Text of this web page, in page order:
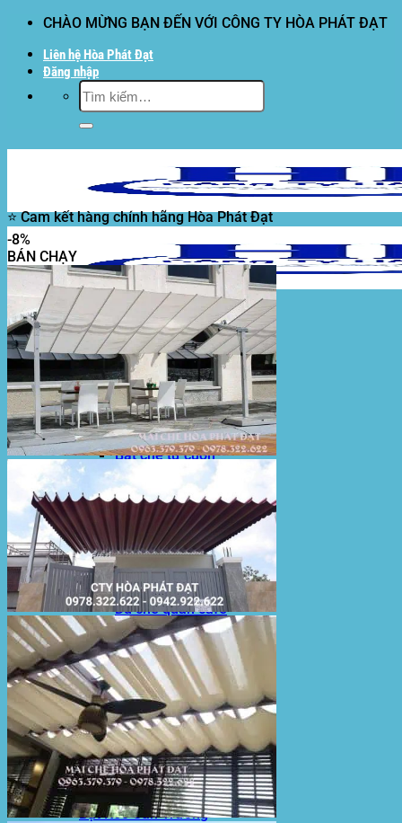
dung
CHÀO MỪNG BẠN ĐẾN VỚI CÔNG TY HÒA PHÁT ĐẠT
Liên hệ Hòa Phát Đạt
Đăng nhập
Tìm
kiếm:
Hòa Phát Đạt
Giới thiệu Hòa Phát Đạt
Sản Phẩm
Sản Phẩm Bạt Che Ngoài Trời
Bạt che nắng mưa
Bạt kéo ngoài trời
Bạt che tự cuốn
Bạt nhựa xanh cam
Bạt sọc 3 màu
Bạt nhựa giá rẻ
Bạt lót ao hồ
Bạt nhựa đen HDPE
Màng chống thấm HDPE
Sản Phẩm Dù Che Ngoài Trời
Dù che nắng
Dù che quán cafe
Dù che sự kiện
Dù lệch tâm
Sản Phẩm Mái Che Di Động
Mái hiên di động
Mái xếp di động
Nhà bạt di động
Motor kéo bạt che
Dự Án Hòa Phát Đạt
Lưới che nắng
Màng phủ nông nghiệp
Bạt Kéo Quán Cafe
Bạt Kéo Sân Trường
⭐ Cam kết hàng chính hãng Hòa Phát Đạt
-8%
BÁN CHẠY